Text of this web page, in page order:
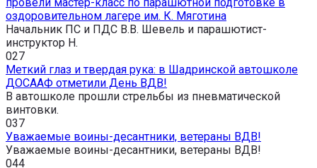
провели мастер-класс по парашютной подготовке в
оздоровительном лагере им. К. Мяготина
Начальник ПС и ПДС В.В. Шевель и парашютист-
инструктор Н.
027
Меткий глаз и твердая рука: в Шадринской автошколе
ДОСААФ отметили День ВДВ!
В автошколе прошли стрельбы из пневматической
винтовки.
037
Уважаемые воины-десантники, ветераны ВДВ!
Уважаемые воины-десантники, ветераны ВДВ!
044